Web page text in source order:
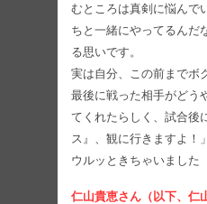
むところは真剣に悩んで
ちと一緒にやってるんだ
る思いです。
実は自分、この前までボ
最後に戦った相手がどう
てくれたらしく、試合後
ス』、観に行きますよ！
ウルッときちゃいました
仁山貴恵さん（以下、仁